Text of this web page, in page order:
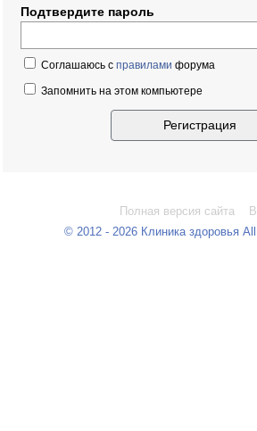
Подтвердите пароль
Соглашаюсь с правилами форума
Запомнить на этом компьютере
Полная версия сайта
© 2012 - 2026 Клиника здоровья